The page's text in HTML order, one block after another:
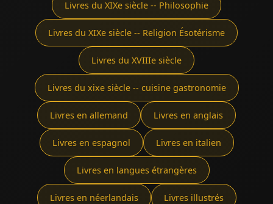
Livres du XIXe siècle -- Philosophie
Livres du XIXe siècle -- Religion Ésotérisme
Livres du XVIIIe siècle
Livres du xixe siècle -- cuisine gastronomie
Livres en allemand Livres en anglais
Livres en espagnol Livres en italien
Livres en langues étrangères
Livres en néerlandais Livres illustrés